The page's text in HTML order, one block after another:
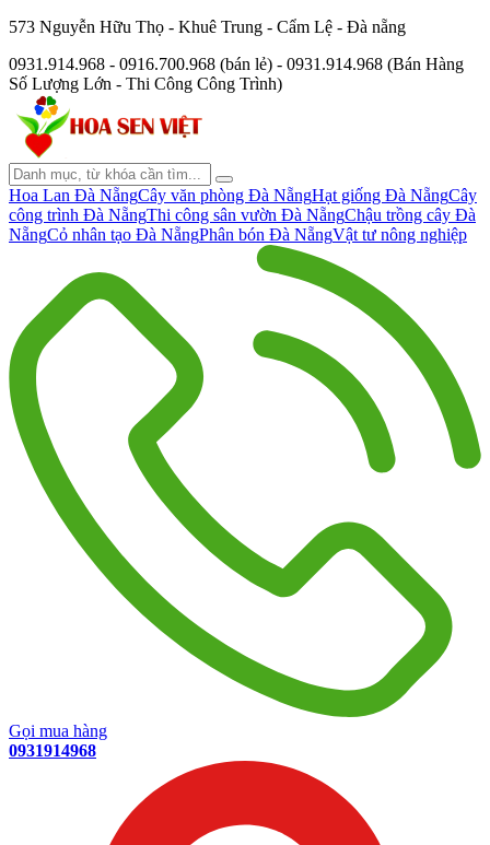
573 Nguyễn Hữu Thọ - Khuê Trung - Cẩm Lệ - Đà nẵng
0931.914.968 - 0916.700.968 (bán lẻ) - 0931.914.968 (Bán Hàng
Số Lượng Lớn - Thi Công Công Trình)
Hoa Lan Đà NẵngCây văn phòng Đà NẵngHạt giống Đà NẵngCây
công trình Đà NẵngThi công sân vườn Đà NẵngChậu trồng cây Đà
NẵngCỏ nhân tạo Đà NẵngPhân bón Đà NẵngVật tư nông nghiệp
Gọi mua hàng
0931914968